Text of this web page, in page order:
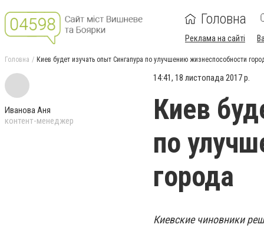
Головна
Реклама на сайті
Головна Киев будет изучать опыт Сингапура по улучшению жизнеспособности
Иванова Аня
контент-менеджер
14:41, 18 листопада 2017 р.
Киев
по
города
Киевские чиновники